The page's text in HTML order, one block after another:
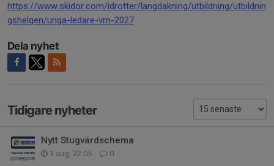
https://www.skidor.com/idrotter/langdakning/utbildning/utbildnin
gshelgen/unga-ledare-vm-2027
Dela nyhet
Tidigare nyheter
Nytt Stugvärdschema
3 aug, 22:05 0